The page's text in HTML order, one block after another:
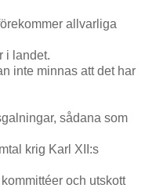
allvarliga
i landet.
inte minnas att det har
sådana som
krig Karl XII:s
och utskott